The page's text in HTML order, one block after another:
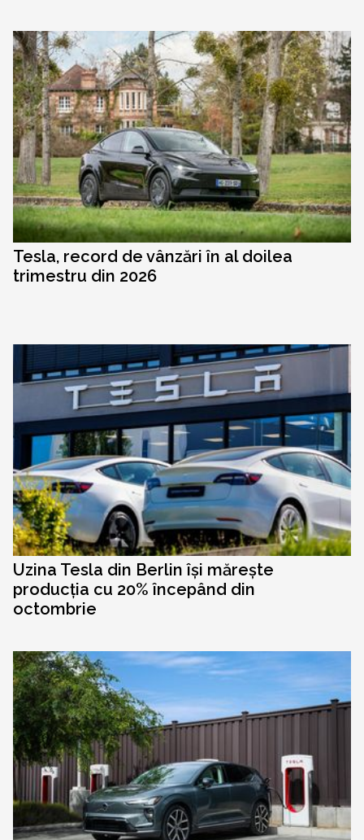
Tesla, record de vânzări în al doilea
trimestru din 2026
Uzina Tesla din Berlin își mărește
producția cu 20% începând din
octombrie